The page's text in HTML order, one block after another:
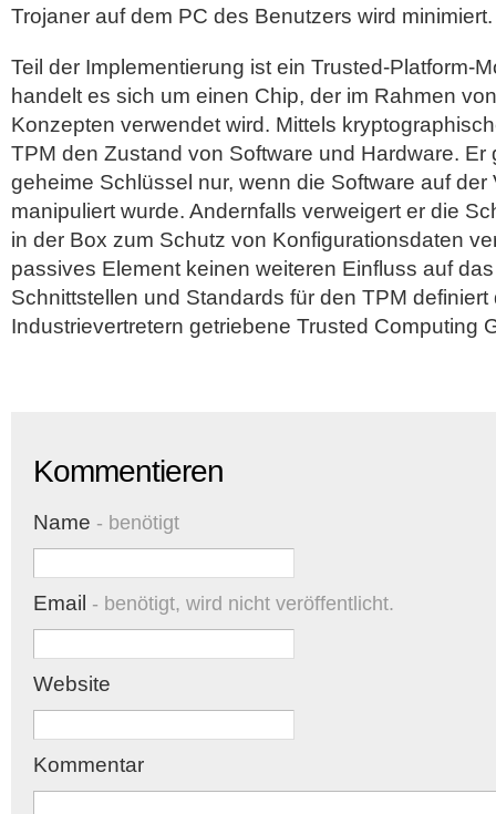
Trojaner auf dem PC des Benutzers wird minimiert.
Teil der Implementierung ist ein Trusted-Platform-
handelt es sich um einen Chip, der im Rahmen
Konzepten verwendet wird. Mittels
TPM den Zustand von Software und Hardware. Er
geheime Schlüssel nur, wenn die Software auf der
manipuliert wurde. Andernfalls verweigert er die
in der Box zum Schutz von Konfigurationsdaten
passives Element keinen weiteren Einfluss auf
Schnittstellen und Standards für den TPM
Industrievertretern getriebene Trusted Computing
Kommentieren
Name - benötigt
Email - benötigt, wird nicht veröffentlicht.
Website
Kommentar